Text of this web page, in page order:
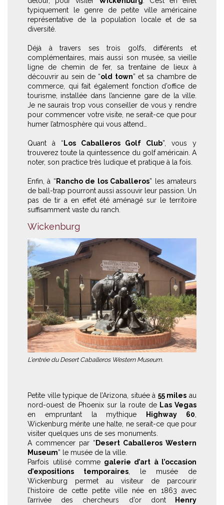
typiquement le genre de petite ville américaine
représentative de la population locale et de sa
diversité.
Déjà à travers ses trois golfs, différents et
complémentaires, mais aussi son musée, sa vieille
ligne de chemin de fer, sa trentaine de lieux à
découvrir au sein de “old town” et sa chambre de
commerce, qui fait également fonction d’office de
tourisme, installée dans l’ancienne gare de la ville.
Je ne saurais trop vous conseiller de vous y rendre
pour commencer votre visite, ne serait-ce que pour
humer l’atmosphère qui vous attend…
Quant à “ Los Caballeros Golf Club”, vous y
trouverez toute la quintessence du golf américain. A
noter, son practice très ludique et pratique à la fois.
Enfin, à “ Rancho de los Caballeros” les amateurs
de ball-trap pourront aussi assouvir leur passion. Un
pas de tir a en effet été aménagé sur le territoire
suffisamment vaste du ranch.
Wickenburg
L'entrée du Desert Caballeros Western Museum.
Petite ville typique de l’Arizona, située à 55 miles au
nord-ouest de Phoenix sur la route de Las Vegas
en empruntant la mythique
Highway 60,
Wickenburg mérite une halte, ne serait-ce que pour
visiter quelques uns de ses monuments.
A commencer par “ Desert Caballeros Western
Museum” le musée de la ville.
Parfois utilisé comme galerie d’art à l’occasion
d’expositions temporaires, le musée de
Wickenburg permet au visiteur de parcourir
l’histoire de cette petite ville née en 1863 avec
l’arrivée des chercheurs d’or dontHenry